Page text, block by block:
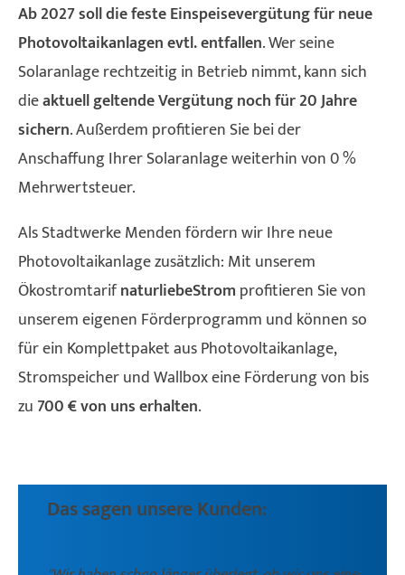
Ab 2027 soll die feste Einspeisevergütung für neue
Photovoltaikanlagen evtl. entfallen. Wer seine
Solaranlage rechtzeitig in Betrieb nimmt, kann sich
dieaktuell geltende Vergütung noch für 20 Jahre
sichern. Außerdem profitieren Sie bei der
Anschaffung Ihrer Solaranlage weiterhin von 0 %
Mehrwertsteuer.
Als Stadtwerke Menden fördern wir Ihre neue
Photovoltaikanlage zusätzlich: Mit unserem
ÖkostromtarifnaturliebeStrom profitieren Sie von
unserem eigenen Förderprogramm und können so
für ein Komplettpaket aus Photovoltaikanlage,
Stromspeicher und Wallbox eine Förderung von bis
zu 700 € von uns erhalten.
Das sagen unsere Kunden: